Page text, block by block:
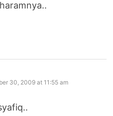
30, 2009 at 11:55 am